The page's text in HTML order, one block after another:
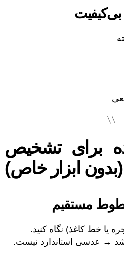
برای تشخیص
ابزار خاص)
یا خط کاغذ) نگاه کنید.
شد → عدسی استاندارد نیست.